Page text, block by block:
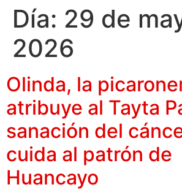
Día: 29 de
2026
Olinda, la
atribuye al Tayta
sanación del
cuida al patrón de
Huancayo